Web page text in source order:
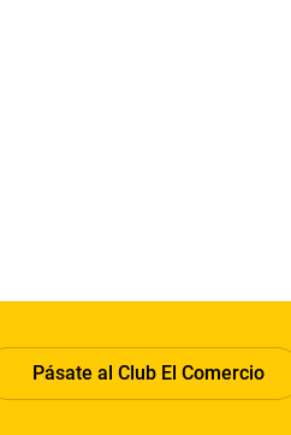
Pásate al Club El Comercio